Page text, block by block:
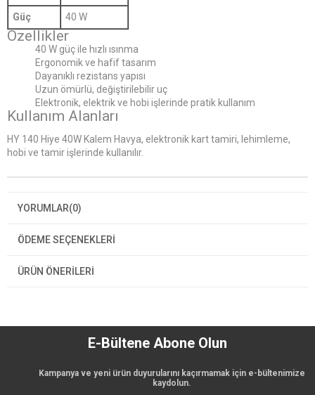
Güç 40 W
Özellikler
40 W güç ile hızlı ısınma
Ergonomik ve hafif tasarım
Dayanıklı rezistans yapısı
Uzun ömürlü, değiştirilebilir uç
Elektronik, elektrik ve hobi işlerinde pratik kullanım
Kullanım Alanları
HY 140 Hiye 40W Kalem Havya, elektronik kart tamiri, lehimleme,
hobi ve tamir işlerinde kullanılır.
YORUMLAR(0)
ÖDEME SEÇENEKLERI
ÜRÜN ÖNERILERI
E-Bültene Abone Olun
Kampanya ve yeni ürün duyurularını kaçırmamak için e-bültenimize
kaydolun.